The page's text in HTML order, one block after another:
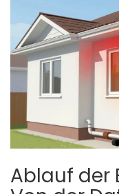
Ablauf der